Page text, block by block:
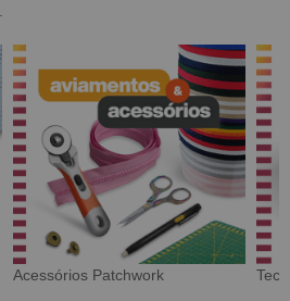
Sarja Impermeável